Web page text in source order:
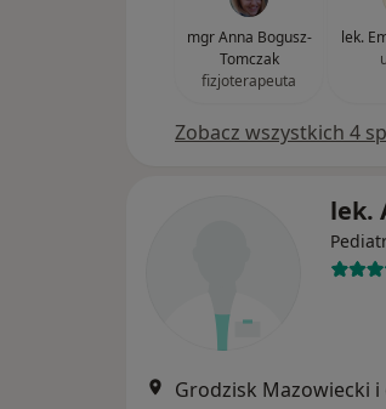
mgr Anna Bogusz-
Tomczak
fizjoterapeuta
lek.
Zobacz wszystkich 4
lek.